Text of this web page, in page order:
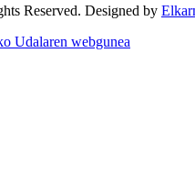
Reserved. Designed by
Udalaren webgunea